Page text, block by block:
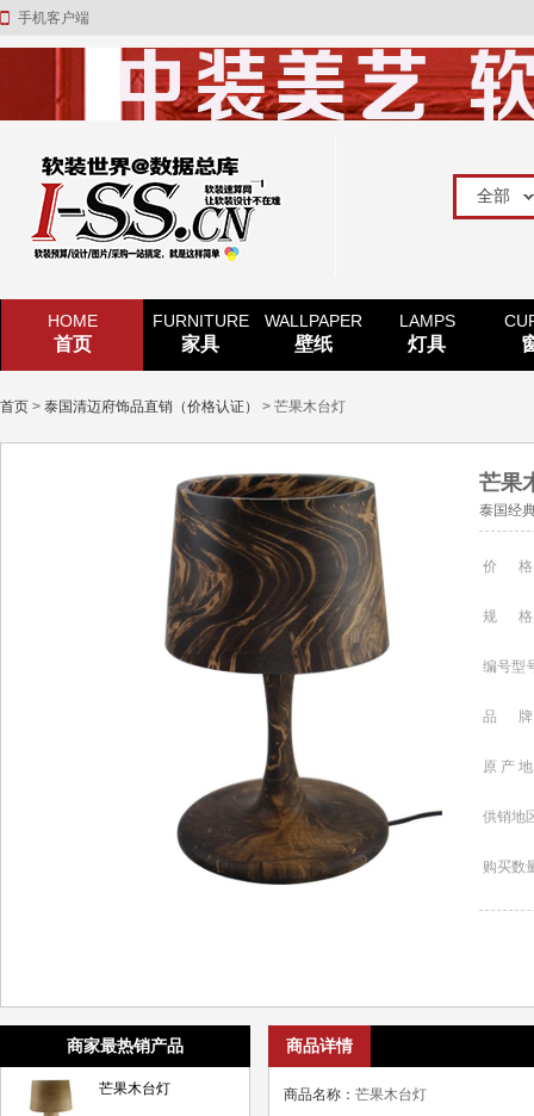
手机客户端
HOME
首页
FURNITURE
家具
WALLPAPER
壁纸
LAMPS
灯具
首页 > 泰国清迈府饰品直销（价格认证） > 芒果木台灯
芒果
泰国经
价 格
规 格
编号型
品 牌
原 产
供销地
购买数
商家最热销产品
芒果木台灯
商品详情
商品名称： 芒果木台灯